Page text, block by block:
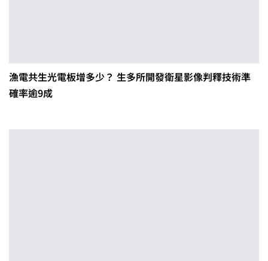
漁電共生光電板增多少？ 生多所開發衛星影像判釋技術準
確率逾9成